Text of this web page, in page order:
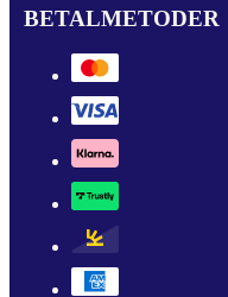
BETALMETODER